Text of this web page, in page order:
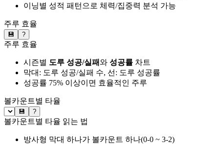
이닝별 성적 패턴으로 체력/집중력 분석 가능
주루 효율
💾 ?
주루 효율
시즌별 도루 성공/실패와 성공률 차트
막대: 도루 성공/실패 수, 선: 도루 성공률
성공률 75% 이상이면 효율적인 주루
볼카운트별 타율
💾 ?
볼카운트별 타율 읽는 법
방사형 막대 하나가 볼카운트 하나(0-0 ~ 3-2)